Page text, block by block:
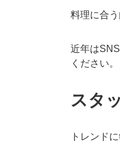
料理に合
近年は
ください。
スタ
トレンド